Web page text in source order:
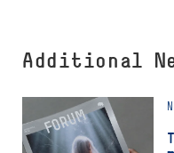
Additional